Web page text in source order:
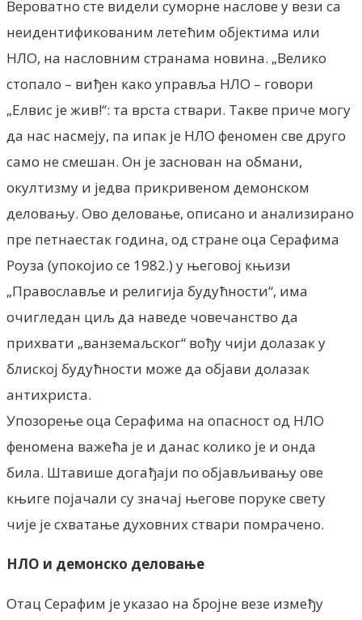
Вероватно сте видели суморне наслове у вези са
неидентификованим летећим објектима или
НЛО, на насловним странама новина. „Велико
стопало – виђен како управља НЛО – говори
„Елвис је жив!“: та врста ствари. Такве приче могу
да нас насмеју, па ипак је НЛО феномен све друго
само не смешан. Он је заснован на обмани,
окултизму и једва прикривеном демонском
деловању. Ово деловање, описано и анализирано
пре петнаестак година, од стране оца Серафима
Роуза (упокојио се 1982.) у његовој књизи
„Православље и религија будућности“, има
очигледан циљ да наведе човечанство да
прихвати „ванземаљског“ вођу чији долазак у
блиској будућности може да објави долазак
антихриста.
Упозорење оца Серафима на опасност од НЛО
феномена важећа је и данас колико је и онда
била. Штавише догађаји по објављивању ове
књиге појачали су значај његове поруке свету
чије је схватање духовних ствари помрачено.
НЛО и демонско деловање
Отац Серафим је указао на бројне везе између